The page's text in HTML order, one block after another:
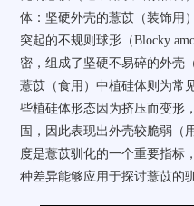
体：坚硬外壳的薏苡（装饰用
突起的不规则球形（Blocky
密，组成了坚硬不易碎的外壳
薏苡（食用）中植硅体则为常
些植硅体形态因为挤压而变形
固，因此表现出外壳较脆弱（
度是薏苡驯化的一个重要指标
种差异能够应用于探讨薏苡的